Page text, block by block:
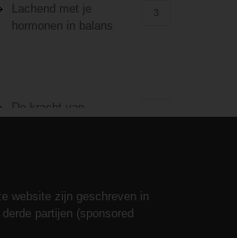
Lachend met je
hormonen in balans
3
De kracht van
Stiefouderschap en
relaties
website zijn geschreven in
partijen (sponsored